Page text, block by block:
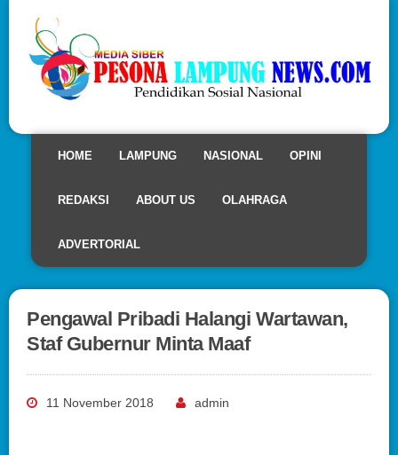
HOME LAMPUNG NASIONAL OPINI
REDAKSI ABOUT US OLAHRAGA
ADVERTORIAL
Pengawal Pribadi Halangi Wartawan,
Staf Gubernur Minta Maaf
11 November 2018 admin